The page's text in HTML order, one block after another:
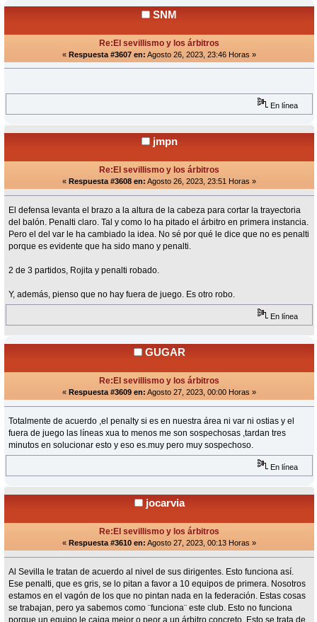
SNM
Re:El sevillismo y los árbitros
« Respuesta #3607 en: Agosto 26, 2023, 23:46 Horas »
En línea
jmpn
Re:El sevillismo y los árbitros
« Respuesta #3608 en: Agosto 26, 2023, 23:51 Horas »
El defensa levanta el brazo a la altura de la cabeza para cortar la trayectoria
del balón. Penalti claro. Tal y como lo ha pitado el árbitro en primera instancia.
Pero el del var le ha cambiado la idea. No sé por qué le dice que no es penalti
porque es evidente que ha sido mano y penalti.
2 de 3 partidos, Rojita y penalti robado.
Y, además, pienso que no hay fuera de juego. Es otro robo.
En línea
GUGAR
Re:El sevillismo y los árbitros
« Respuesta #3609 en: Agosto 27, 2023, 00:00 Horas »
Totalmente de acuerdo ,el penalty si es en nuestra área ni var ni ostias y el
fuera de juego las líneas xua to menos me son sospechosas ,tardan tres
minutos en solucionar esto y eso es.muy pero muy sospechoso.
En línea
jocarvia
Re:El sevillismo y los árbitros
« Respuesta #3610 en: Agosto 27, 2023, 00:13 Horas »
Al Sevilla le tratan de acuerdo al nivel de sus dirigentes. Esto funciona así.
Ese penalti, que es gris, se lo pitan a favor a 10 equipos de primera. Nosotros
estamos en el vagón de los que no pintan nada en la federación. Estas cosas
se trabajan, pero ya sabemos como ¨funciona¨ este club. Esto no funciona